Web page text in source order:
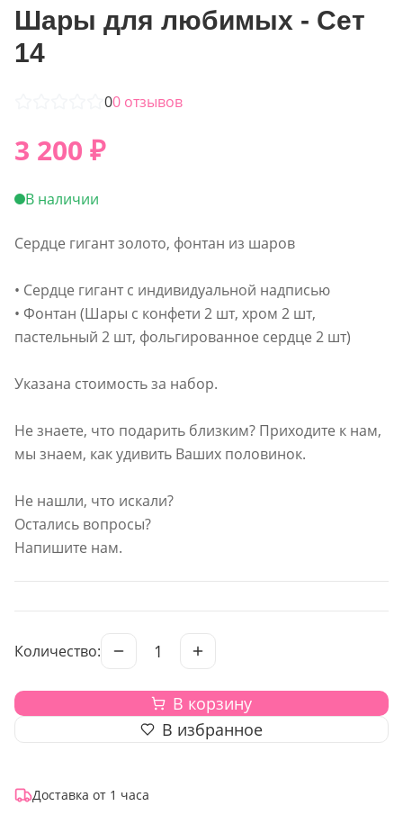
Шары для любимых - Сет
14
00 отзывов
3 200 ₽
В наличии
Сердце гигант золото, фонтан из шаров
• Сердце гигант с индивидуальной надписью
• Фонтан (Шары с конфети 2 шт, хром 2 шт,
пастельный 2 шт, фольгированное сердце 2 шт)
Указана стоимость за набор.
Не знаете, что подарить близким? Приходите к нам,
мы знаем, как удивить Ваших половинок.
Не нашли, что искали?
Остались вопросы?
Напишите нам.
Количество: 1
В корзину
В избранное
Доставка от 1 часа